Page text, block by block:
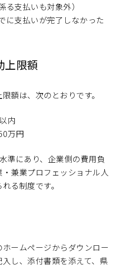
る支払いも対象外）
に支払いが完了しなかった
上限額
額は、次のとおりです。
内
万円
準にあり、企業側の費用負
兼業プロフェッショナル人
る制度です。
ームページからダウンロー
し、添付書類を添えて、県